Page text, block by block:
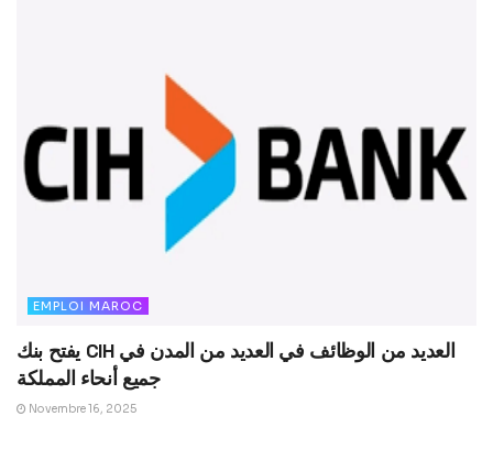
EMPLOI MAROC
يفتح بنك CIH العديد من الوظائف في العديد من المدن في
جميع أنحاء المملكة
Novembre 16, 2025